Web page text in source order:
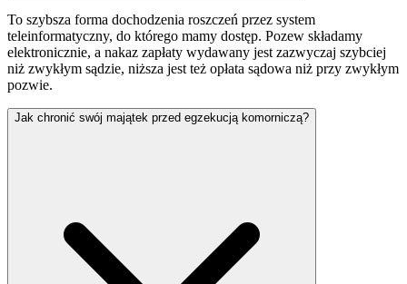
To szybsza forma dochodzenia roszczeń przez system
teleinformatyczny, do którego mamy dostęp. Pozew składamy
elektronicznie, a nakaz zapłaty wydawany jest zazwyczaj szybciej
niż zwykłym sądzie, niższa jest też opłata sądowa niż przy zwykłym
pozwie.
Jak chronić swój majątek przed egzekucją komorniczą?